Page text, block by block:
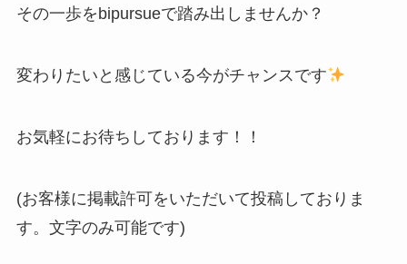
その一歩をbipursueで踏み出しませんか？
変わりたいと感じている今がチャンスです
お気軽にお待ちしております！！
(お客様に掲載許可をいただいて投稿しておりま
す。文字のみ可能です)